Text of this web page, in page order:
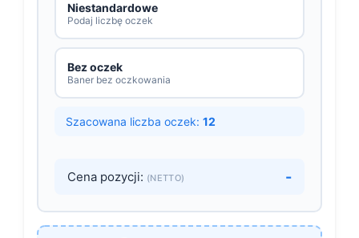
Niestandardowe
Podaj liczbę oczek
Bez oczek
Baner bez oczkowania
Szacowana liczba oczek: 12
Cena pozycji: (NETTO) -